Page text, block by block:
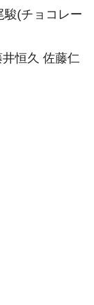
駿(チョコレー
恒久 佐藤仁